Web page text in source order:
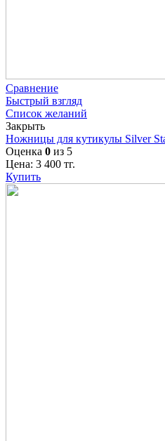
Сравнение
Быстрый взгляд
Список желаний
Закрыть
Ножницы для кутикулы Silver
Оценка 0 из 5
Цена: 3 400 тг.
Купить